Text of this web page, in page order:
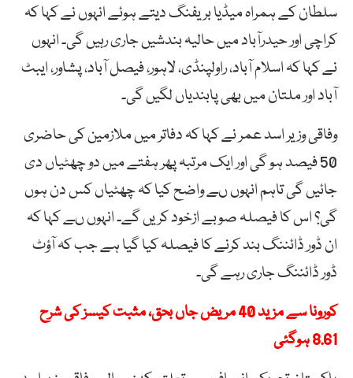
سلطان کے ہمراہ میڈیا بریفنگ دیتے ہوئے انہوں نے کہا کہ
کراچی اور حیدرآباد میں حالیہ بندشیں جاری رہیں گی۔ انہوں
نے کہا کہ اسلام آباد، راولپنڈی، لاہور، فیصل آباد، پشاور، ایبٹ
آباد اور ملتان میں بھی پابندیاں لگیں گی۔
وفاقی وزیر اسد عمر نے کہا کہ دفاتر میں ملازمین کی حاضری
50 فیصد ہو گی اور ایک مرتبہ پھر ہفتے میں دو چھٹیاں دی
جائیں گی تاہم انہوں ںے واضح کیا کہ چھٹیاں کس دن ہوں
گی؟ اس کا فیصلہ صوبے ازخود کریں گے۔ انہوں ںے کہا کہ
ان ڈور ڈائننگ بند کرنے کا فیصلہ کیا گیا ہے جب کہ آؤٹ
ڈور ڈائننگ جاری رہے گی۔
کورونا سے مزید 40 مریض جاں بحق، مثبت کیسز کی شرح
8.61 ہوگئی